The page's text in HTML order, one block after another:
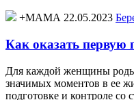
+МАМА 22.05.2023
Как оказать первую
Для каждой женщины
значимых моментов в ее
подготовке и контроле со